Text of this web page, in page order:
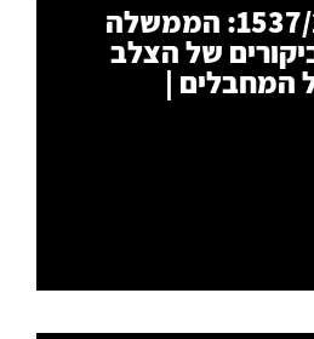
פס"ד בג"ץ 1537/24: הממשלה
של הצלב
המחבלים |